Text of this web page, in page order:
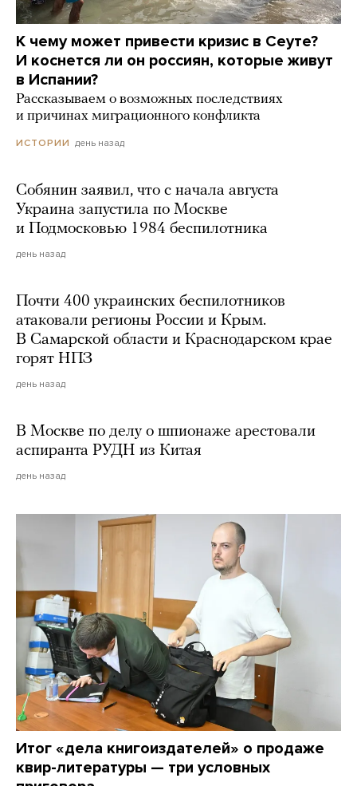
К чему может привести кризис в Сеуте?
И коснется ли он россиян, которые живут
в Испании?
Рассказываем о возможных последствиях
и причинах миграционного конфликта
ИСТОРИИ день назад
Собянин заявил, что с начала августа
Украина запустила по Москве
и Подмосковью 1984 беспилотника
день назад
Почти 400 украинских беспилотников
атаковали регионы России и Крым.
В Самарской области и Краснодарском крае
горят НПЗ
день назад
В Москве по делу о шпионаже арестовали
аспиранта РУДН из Китая
день назад
Итог «дела книгоиздателей» о продаже
квир-литературы — три условных